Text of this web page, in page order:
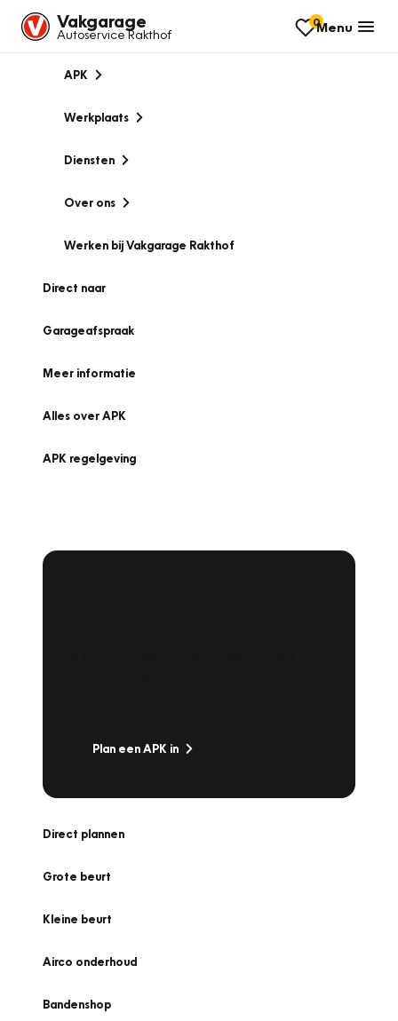
Vakgarage
Autoservice Rakthof
0Menu
APK
Werkplaats
Diensten
Over ons
Werken bij Vakgarage Rakthof
Direct naar
Garageafspraak
Meer informatie
Alles over APK
APK regelgeving
Plan een APK in
Direct plannen
Grote beurt
Kleine beurt
Airco onderhoud
Bandenshop